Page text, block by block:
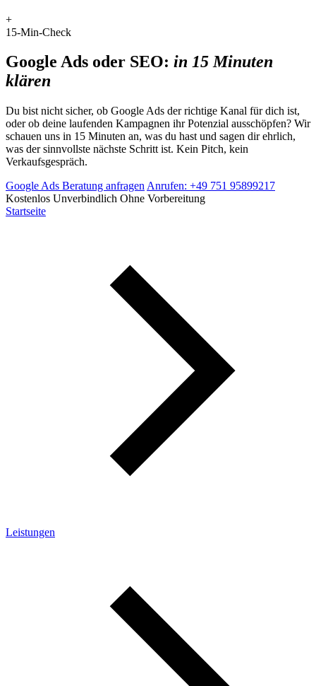
+
15-Min-Check
Google Ads oder SEO: in 15 Minuten
klären
Du bist nicht sicher, ob Google Ads der richtige Kanal für dich ist,
oder ob deine laufenden Kampagnen ihr Potenzial ausschöpfen? Wir
schauen uns in 15 Minuten an, was du hast und sagen dir ehrlich,
was der sinnvollste nächste Schritt ist. Kein Pitch, kein
Verkaufsgespräch.
Google Ads Beratung anfragen Anrufen: +49 751 95899217
Kostenlos Unverbindlich Ohne Vorbereitung
Startseite
Leistungen